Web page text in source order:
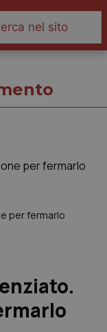
per fermarlo